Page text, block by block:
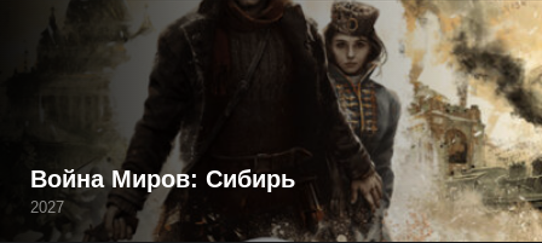
Война Миров: Сибирь
2027